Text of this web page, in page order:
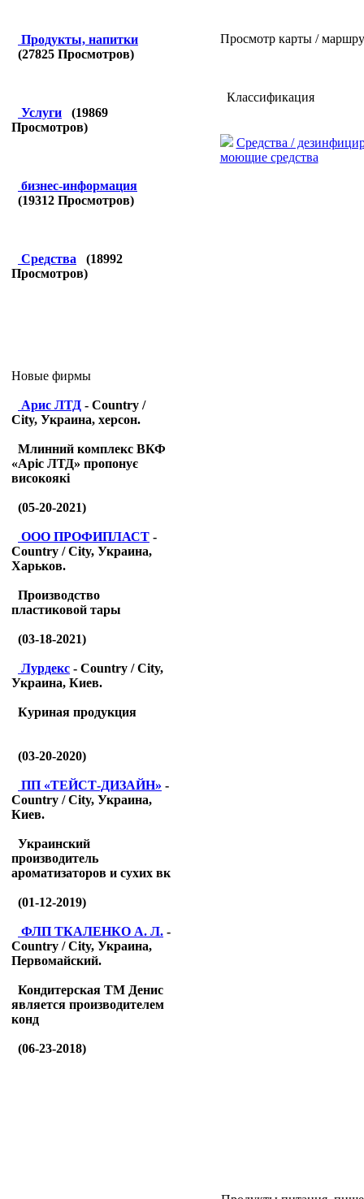
Продукты, напитки
(27825 Просмотров)
Услуги (19869
Просмотров)
бизнес-информация
(19312 Просмотров)
Средства (18992
Просмотров)
Новые фирмы
Арис ЛТД - Country /
City, Украина, херсон.
Млинний комплекс ВКФ
«Аріс ЛТД» пропонує
високоякі
(05-20-2021)
ООО ПРОФИПЛАСТ -
Country / City, Украина,
Харьков.
Производство
пластиковой тары
(03-18-2021)
Лурдекс - Country / City,
Украина, Киев.
Куриная продукция
(03-20-2020)
ПП «ТЕЙСТ-ДИЗАЙН» -
Country / City, Украина,
Киев.
Украинский
производитель
ароматизаторов и сухих вк
(01-12-2019)
ФЛП ТКАЛЕНКО А. Л. -
Country / City, Украина,
Первомайский.
Кондитерская ТМ Денис
является производителем
конд
(06-23-2018)
Просмотр карты /
Классификация
Средства /
моющие средства